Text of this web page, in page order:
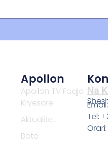
Apollon
Apollon TV Faqja
Kryesore
Aktualitet
Bota
Na
Tel: